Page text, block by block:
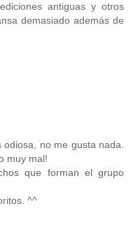
antiguas y otros
demasiado además de
no me gusta nada.
muy mal!
que forman el grupo
^^